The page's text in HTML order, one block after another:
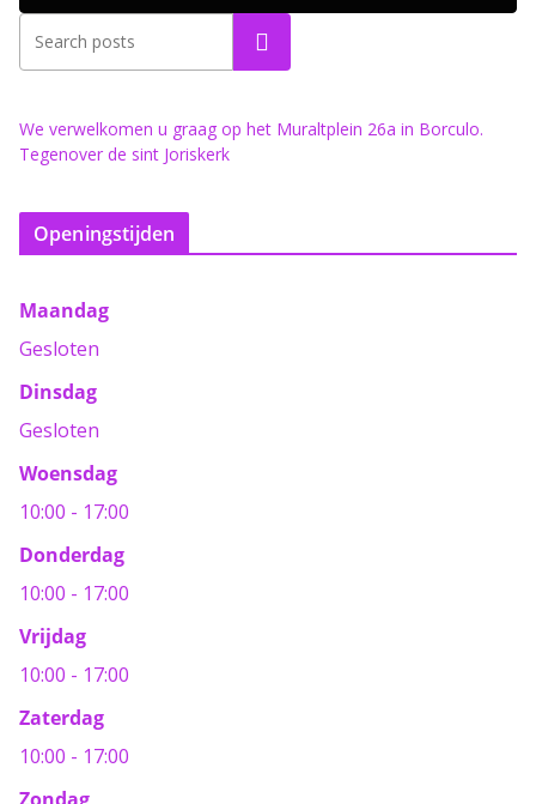
Zoeken
We verwelkomen u graag op het Muraltplein 26a in Borculo.
Tegenover de sint Joriskerk
Openingstijden
Maandag
Gesloten
Dinsdag
Gesloten
Woensdag
10:00 - 17:00
Donderdag
10:00 - 17:00
Vrijdag
10:00 - 17:00
Zaterdag
10:00 - 17:00